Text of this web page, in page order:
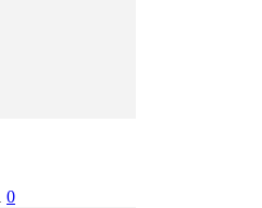
0